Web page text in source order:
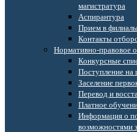
магистратура
Аспирантура
Прием в
Контакты
Нормативно-правовое
Конкурсные
Поступление на
Заселение
Перевод и
Платное
Информация о
возможностями